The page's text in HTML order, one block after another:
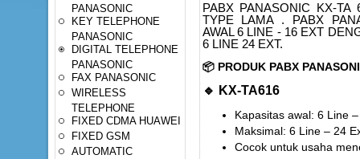
PANASONIC
KEY TELEPHONE
PANASONIC
DIGITAL TELEPHONE
PANASONIC
FAX PANASONIC
WIRELESS
TELEPHONE
FIXED CDMA HUAWEI
FIXED GSM
AUTOMATIC
PABX PANASONIC KX-TA
TYPE LAMA . PABX
AWAL 6 LINE - 16 EXT
6 LINE 24 EXT.
📦PRODUK PABX
🔹 KX-TA616
Kapasitas awal: 6 Line
Maksimal: 6 Line – 24
Cocok untuk usaha